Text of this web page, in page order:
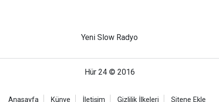
Yeni Slow Radyo
Hür 24 © 2016
Anasayfa Künye İletişim Gizlilik İlkeleri Sitene Ekle